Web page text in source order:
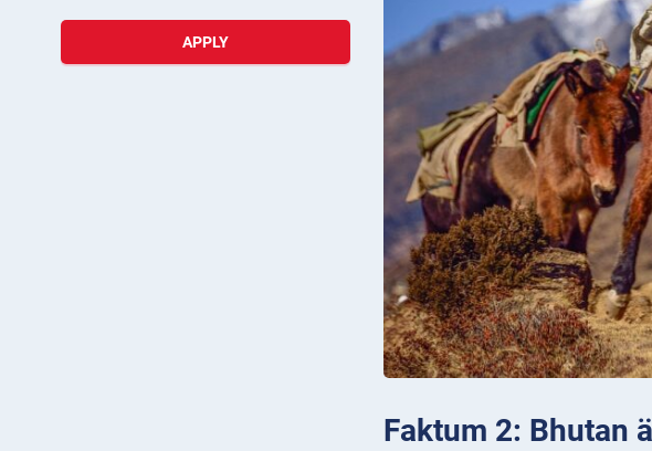
APPLY
Faktum 2: Bhutan